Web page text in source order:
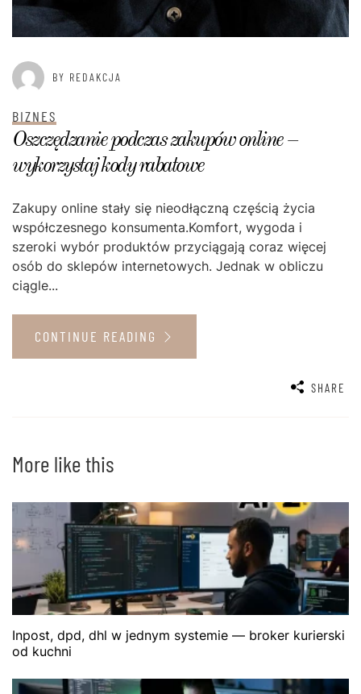
BY REDAKCJA
BIZNES
Oszczędzanie podczas zakupów online –
wykorzystaj kody rabatowe
Zakupy online stały się nieodłączną częścią życia
współczesnego konsumenta.Komfort, wygoda i
szeroki wybór produktów przyciągają coraz więcej
osób do sklepów internetowych. Jednak w obliczu
ciągle...
CONTINUE READING
SHARE
More like this
Inpost, dpd, dhl w jednym systemie — broker kurierski
od kuchni